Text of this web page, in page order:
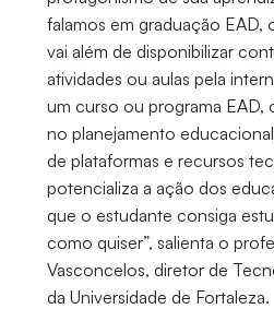
falamos em graduação EAD,
vai além de disponibilizar
atividades ou aulas pela
um curso ou programa EAD,
no planejamento
de plataformas e recursos
potencializa a ação dos
que o estudante consiga
como quiser”, salienta o
Vasconcelos, diretor de
da Universidade de Fortaleza.